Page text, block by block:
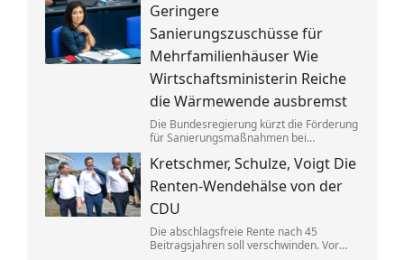
Clan zu lange. Die Familie fordert die
Aufgabe von »Denkverboten«.
Geringere
Sanierungszuschüsse für
Mehrfamilienhäuser Wie
Wirtschaftsministerin Reiche
die Wärmewende ausbremst
Die Bundesregierung kürzt die Förderung
für Sanierungsmaßnahmen bei
nicht zuletzt Mieter. Und die Klimaziele
dürften so kaum noch zu erreichen sein.
Kretschmer, Schulze, Voigt Die
Renten-Wendehälse von der
CDU
Die abschlagsfreie Rente nach 45
Beitragsjahren soll verschwinden. Vor